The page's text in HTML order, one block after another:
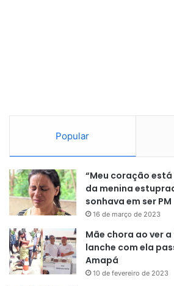
Popular
“Meu coração
da menina
sonhava em ser PM
16 de março de 2023
Mãe chora ao ver
lanche com ela
Amapá
10 de fevereiro de 2023